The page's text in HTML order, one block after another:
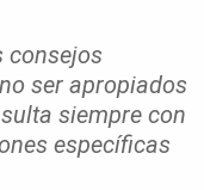
consejos
ser apropiados
siempre con
específicas